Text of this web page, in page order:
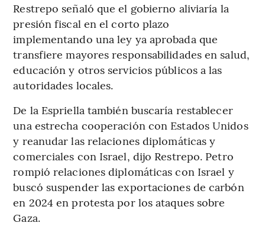
Restrepo señaló que el gobierno aliviaría la
presión fiscal en el corto plazo
implementando una ley ya aprobada que
transfiere mayores responsabilidades en salud,
educación y otros servicios públicos a las
autoridades locales.
De la Espriella también buscaría restablecer
una estrecha cooperación con Estados Unidos
y reanudar las relaciones diplomáticas y
comerciales con Israel, dijo Restrepo. Petro
rompió relaciones diplomáticas con Israel y
buscó suspender las exportaciones de carbón
en 2024 en protesta por los ataques sobre
Gaza.